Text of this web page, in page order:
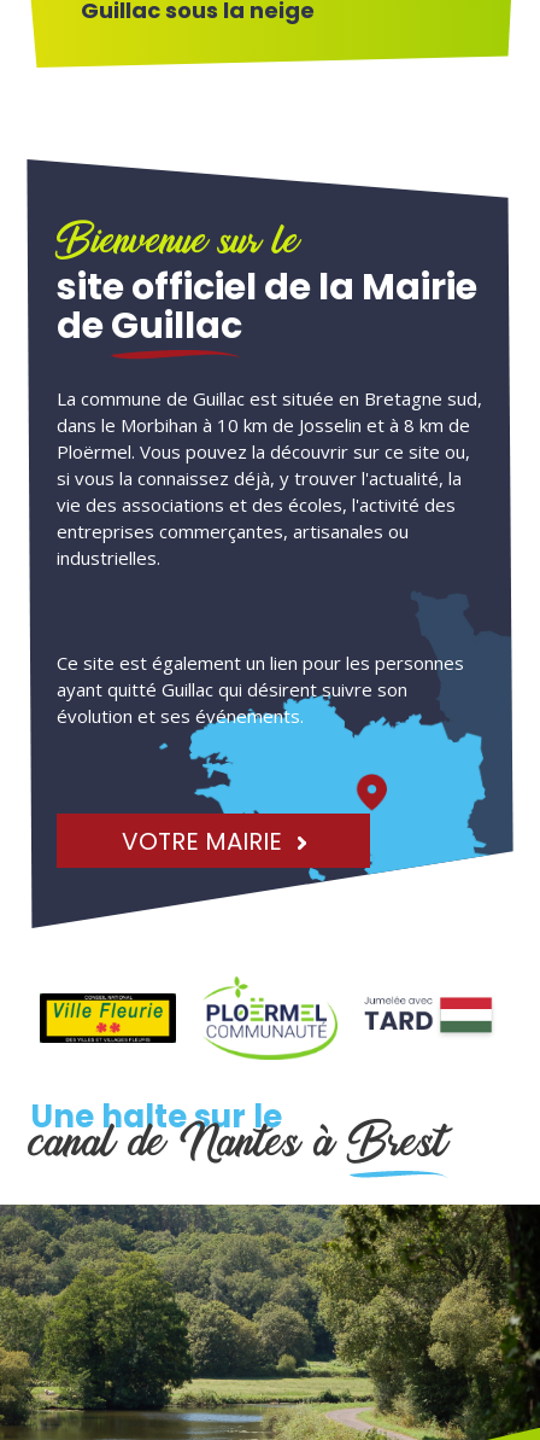
Guillac sous la neige
Bienvenue sur le
site officiel de la Mairie
deGuillac
La commune de Guillac est située en Bretagne sud,
dans le Morbihan à 10 km de Josselin et à 8 km de
Ploërmel. Vous pouvez la découvrir sur ce site ou,
si vous la connaissez déjà, y trouver l'actualité, la
vie des associations et des écoles, l'activité des
entreprises commerçantes, artisanales ou
industrielles.
Ce site est également un lien pour les personnes
ayant quitté Guillac qui désirent suivre son
évolution et ses événements.
VOTRE MAIRIE
Une halte sur le
canal de Nantes àBrest